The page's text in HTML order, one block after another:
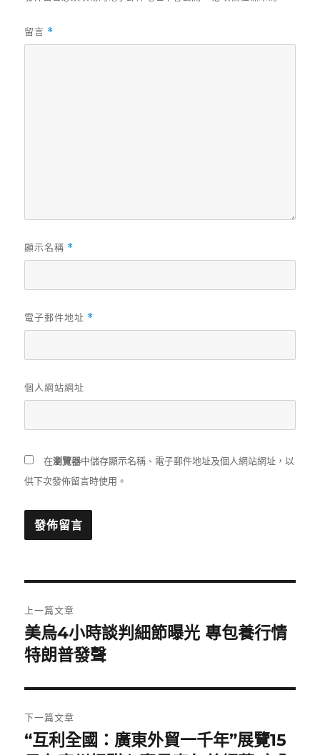
留言 *
顯示名稱 *
電子郵件地址 *
個人網站網址
在瀏覽器中儲存顯示名稱、電子郵件地址及個人網站網址，以
供下次發佈留言時使用。
章
導
覽
上一篇文章
上
一
文
章:
美烏4小時談判細節曝光 專包養行情
特朗普發聲
下一篇文章
下
“互利全國：廣東外貿一千年”展覽15